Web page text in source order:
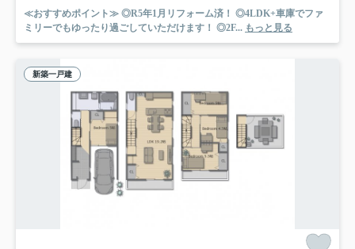
≪おすすめポイント≫ ◎R5年1月リフォーム済！ ◎4LDK+車庫でファ
ミリーでもゆったり過ごしていただけます！ ◎2F... もっと見る
新築一戸建